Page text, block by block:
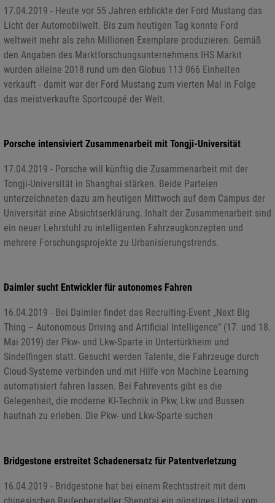
17.04.2019 - Heute vor 55 Jahren erblickte der Ford Mustang das
Licht der Automobilwelt. Bis zum heutigen Tag konnte Ford
weltweit mehr als zehn Millionen Exemplare produzieren. Gemäß
den Angaben des Marktforschungsunternehmens IHS Markit
wurden alleine 2018 rund um den Globus 113 066 Einheiten
verkauft - damit war der Ford Mustang zum vierten Mal in Folge
das meistverkaufte Sportcoupé der Welt.
Porsche intensiviert Zusammenarbeit mit Tongji-Universität
17.04.2019 - Porsche will künftig die Zusammenarbeit mit der
Tongji-Universität in Shanghai stärken. Beide Parteien
unterzeichneten dazu am heutigen Mittwoch auf dem Campus der
Universität eine Absichtserklärung. Inhalt der Zusammenarbeit sind
ein neuer Lehrstuhl zu intelligenten Fahrzeugkonzepten und
mehrere Forschungsprojekte zu Urbanisierungstrends.
Daimler sucht Entwickler für autonomes Fahren
16.04.2019 - Bei Daimler findet das Recruiting-Event „Next Big
Thing – Autonomous Driving and Artificial Intelligence” (17. und 18.
Mai 2019) der Pkw- und Lkw-Sparte in Untertürkheim und
Sindelfingen statt. Gesucht werden Talente, die Fahrzeuge durch
Cloud-Systeme verbinden und mit Hilfe von Machine Learning
automatisiert fahren lassen. Bei Fahrevents gibt es die
Gelegenheit, die moderne KI-Technik in Pkw, Lkw und Bussen
hautnah zu erleben. Die Pkw- und Lkw-Sparte suchen
Bridgestone erstreitet Schadenersatz für Patentverletzung
16.04.2019 - Bridgestone hat bei einem Rechtsstreit mit dem
chinesischen Reifenhersteller Shengtai ein günstiges Urteil vom